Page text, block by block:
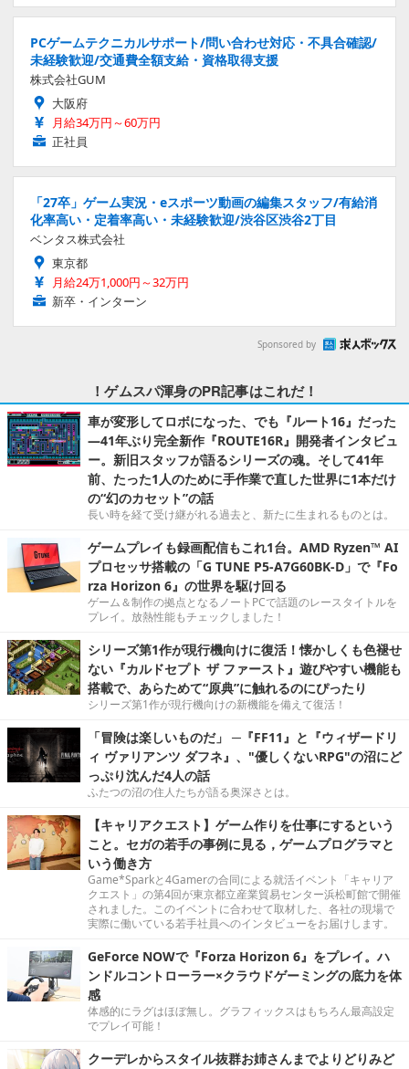
PCゲームテクニカルサポート/問い合わせ対応・不具合確認/
未経験歓迎/交通費全額支給・資格取得支援
株式会社GUM
大阪府
月給34万円～60万円
正社員
「27卒」ゲーム実況・eスポーツ動画の編集スタッフ/有給消
化率高い・定着率高い・未経験歓迎/渋谷区渋谷2丁目
ベンタス株式会社
東京都
月給24万1,000円～32万円
新卒・インターン
Sponsored by
！ゲムスパ渾身のPR記事はこれだ！
車が変形してロボになった、でも『ルート16』だった
―41年ぶり完全新作『ROUTE16R』開発者インタビュ
ー。新旧スタッフが語るシリーズの魂。そして41年
前、たった1人のために手作業で直した世界に1本だけ
の“幻のカセット”の話
長い時を経て受け継がれる過去と、新たに生まれるものとは。
ゲームプレイも録画配信もこれ1台。AMD Ryzen™ AI
プロセッサ搭載の「G TUNE P5-A7G60BK-D」で『Fo
rza Horizon 6』の世界を駆け回る
ゲーム＆制作の拠点となるノートPCで話題のレースタイトルを
プレイ。放熱性能もチェックしました！
シリーズ第1作が現行機向けに復活！懐かしくも色褪せ
ない『カルドセプト ザ ファースト』遊びやすい機能も
搭載で、あらためて“原典”に触れるのにぴったり
シリーズ第1作が現行機向けの新機能を備えて復活！
「冒険は楽しいものだ」 ─『FF11』と『ウィザードリ
ィ ヴァリアンツ ダフネ』、"優しくないRPG"の沼にど
っぷり沈んだ4人の話
ふたつの沼の住人たちが語る奥深さとは。
【キャリアクエスト】ゲーム作りを仕事にするという
こと。セガの若手の事例に見る，ゲームプログラマと
いう働き方
Game*Sparkと4Gamerの合同による就活イベント「キャリア
クエスト」の第4回が東京都立産業貿易センター浜松町館で開催
されました。このイベントに合わせて取材した、各社の現場で
実際に働いている若手社員へのインタビューをお届けします。
GeForce NOWで『Forza Horizon 6』をプレイ。ハ
ンドルコントローラー×クラウドゲーミングの底力を体
感
体感的にラグはほぼ無し。グラフィックスはもちろん最高設定
でプレイ可能！
クーデレからスタイル抜群お姉さんまでよりどりみど